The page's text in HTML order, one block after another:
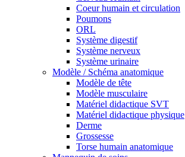
Coeur humain et circulation
Poumons
ORL
Système digestif
Système nerveux
Système urinaire
Modèle / Schéma anatomique
Modèle de tête
Modèle musculaire
Matériel didactique SVT
Matériel didactique physique
Derme
Grossesse
Torse humain anatomique